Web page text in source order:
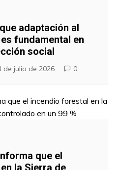
adaptación al
fundamental en
social
de julio de 2026 0
que el
la Sierra de